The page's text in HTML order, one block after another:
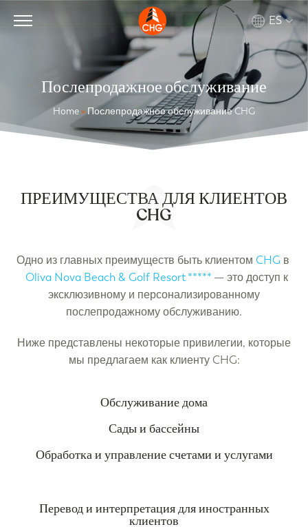
ES
Послепродажное обслуживание
Home » Послепродажное обслуживание CHG
ПРЕИМУЩЕСТВА ДЛЯ КЛИЕНТОВ
CHG
Одно из главных преимуществ быть клиентом CHG в
Oliva Nova Beach & Golf Resort ***** — это доступ к
эксклюзивному и персонализированному
послепродажному обслуживанию.
Ниже представлены некоторые привилегии, которые
мы предлагаем как клиенту CHG:
Обслуживание дома
Сады и бассейны
Обработка и управление счетами и услугами
Перевод и интерпретация для иностранных
клиентов